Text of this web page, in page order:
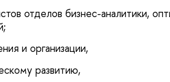
отделов бизнес-аналитики,
и организации,
развитию,